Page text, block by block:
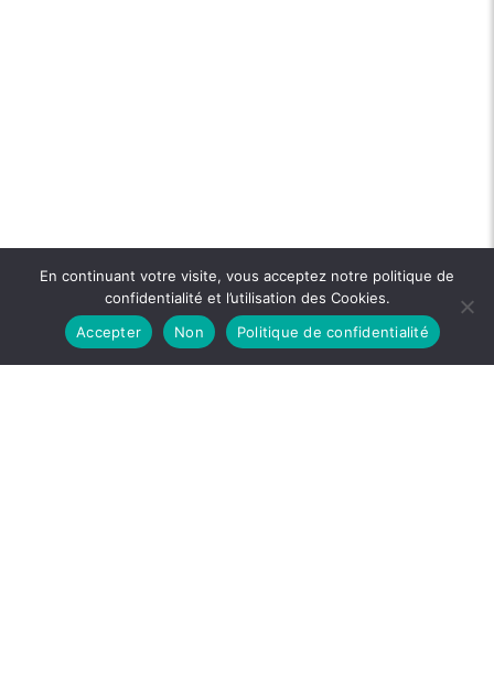
En continuant votre visite, vous acceptez notre politique de
confidentialité et l’utilisation des Cookies.
Accepter
Non Politique de confidentialité